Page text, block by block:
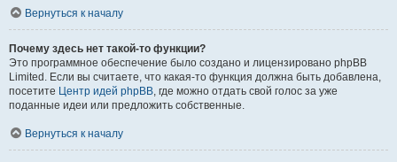
Вернуться к началу
Почему здесь нет такой-то функции?
Это программное обеспечение было создано и лицензировано phpBB
Limited. Если вы считаете, что какая-то функция должна быть добавлена,
посетите Центр идей phpBB, где можно отдать свой голос за уже
поданные идеи или предложить собственные.
Вернуться к началу